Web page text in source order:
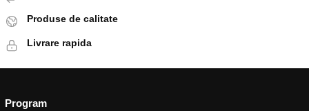
Produse de calitate
Livrare rapida
Program